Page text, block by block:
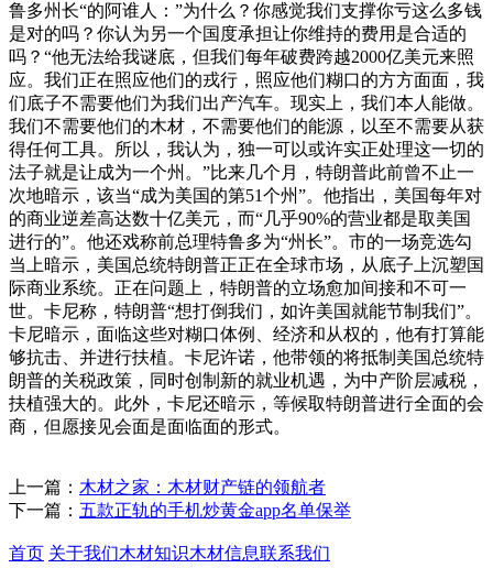
鲁多州长“的阿谁人：”为什么？你感觉我们支撑你亏这么多钱
是对的吗？你认为另一个国度承担让你维持的费用是合适的
吗？“他无法给我谜底，但我们每年破费跨越2000亿美元来照
应。我们正在照应他们的戎行，照应他们糊口的方方面面，我
们底子不需要他们为我们出产汽车。现实上，我们本人能做。
我们不需要他们的木材，不需要他们的能源，以至不需要从获
得任何工具。所以，我认为，独一可以或许实正处理这一切的
法子就是让成为一个州。”比来几个月，特朗普此前曾不止一
次地暗示，该当“成为美国的第51个州”。他指出，美国每年对
的商业逆差高达数十亿美元，而“几乎90%的营业都是取美国
进行的”。他还戏称前总理特鲁多为“州长”。市的一场竞选勾
当上暗示，美国总统特朗普正正在全球市场，从底子上沉塑国
际商业系统。正在问题上，特朗普的立场愈加间接和不可一
世。卡尼称，特朗普“想打倒我们，如许美国就能节制我们”。
卡尼暗示，面临这些对糊口体例、经济和从权的，他有打算能
够抗击、并进行扶植。卡尼许诺，他带领的将抵制美国总统特
朗普的关税政策，同时创制新的就业机遇，为中产阶层减税，
扶植强大的。此外，卡尼还暗示，等候取特朗普进行全面的会
商，但愿接见会面是面临面的形式。
上一篇： 木材之家：木材财产链的领航者
下一篇： 五款正轨的手机炒黄金app名单保举
首页 关于我们木材知识木材信息联系我们